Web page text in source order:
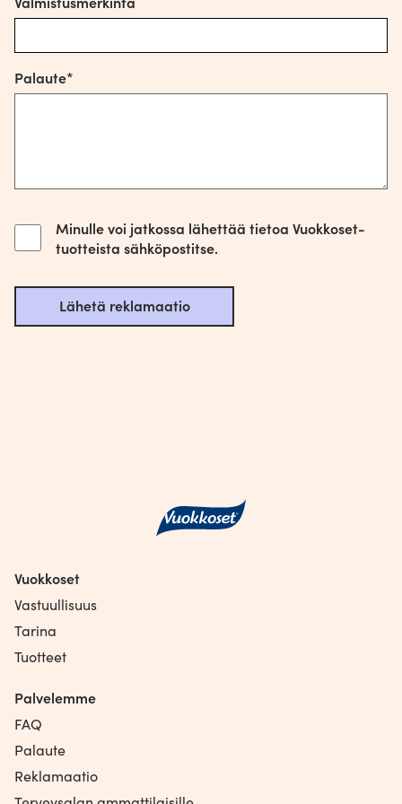
Palaute*
Minulle voi jatkossa lähettää tietoa Vuokkoset-
tuotteista sähköpostitse.
Vuokkoset
Vastuullisuus
Tarina
Tuotteet
Palvelemme
FAQ
Palaute
Reklamaatio